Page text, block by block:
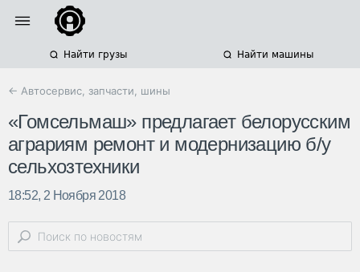
Найти грузы Найти машины
← Автосервис, запчасти, шины
«Гомсельмаш» предлагает белорусским
аграриям ремонт и модернизацию б/у
сельхозтехники
18:52, 2 Ноября 2018